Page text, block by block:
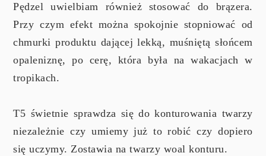
Pędzel uwielbiam również stosować do brązera.
Przy czym efekt można spokojnie stopniować od
chmurki produktu dającej lekką, muśniętą słońcem
opaleniznę, po cerę, która była na wakacjach w
tropikach.
T5 świetnie sprawdza się do konturowania twarzy
niezależnie czy umiemy już to robić czy dopiero
się uczymy. Zostawia na twarzy woal konturu.